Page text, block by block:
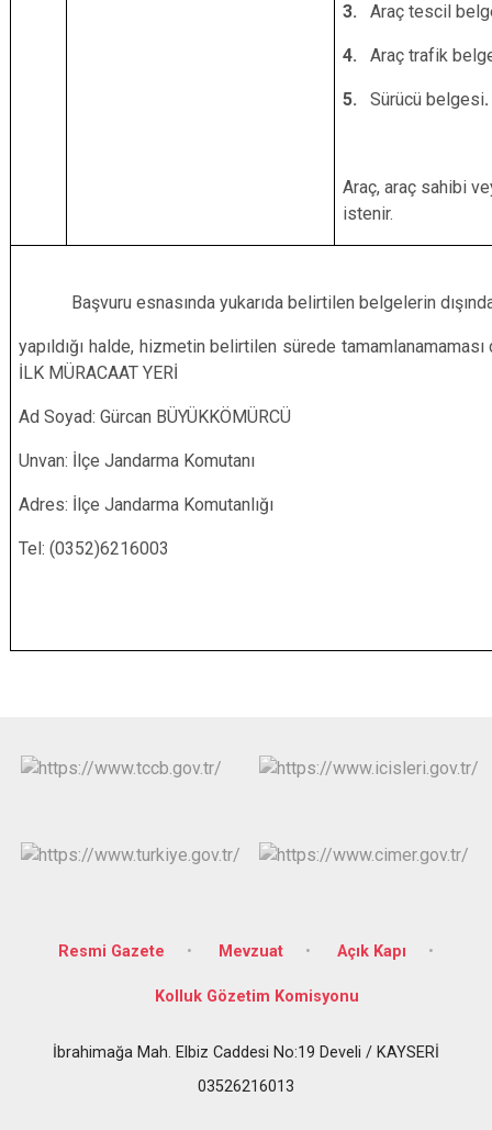
3. Araç tescil
4. Araç trafik
5. Sürücü belgesi.
Araç, araç sahibi
istenir.
Başvuru esnasında yukarıda belirtilen belgelerin
yapıldığı halde, hizmetin belirtilen
İLK MÜRACAAT YERİ
Ad Soyad: Gürcan
Unvan: İlçe Jandarma
Adres: İlçe Jandarma
Tel:(0352)6216003
Resmi Gazete Mevzuat Açık Kapı
Kolluk Gözetim Komisyonu
İbrahimağa Mah. Elbiz Caddesi No:19 Develi / KAYSERİ
03526216013